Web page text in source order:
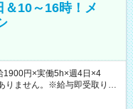
10～16時！メ
円×実働5h×週4日×4
りません。※給与即受取りサ